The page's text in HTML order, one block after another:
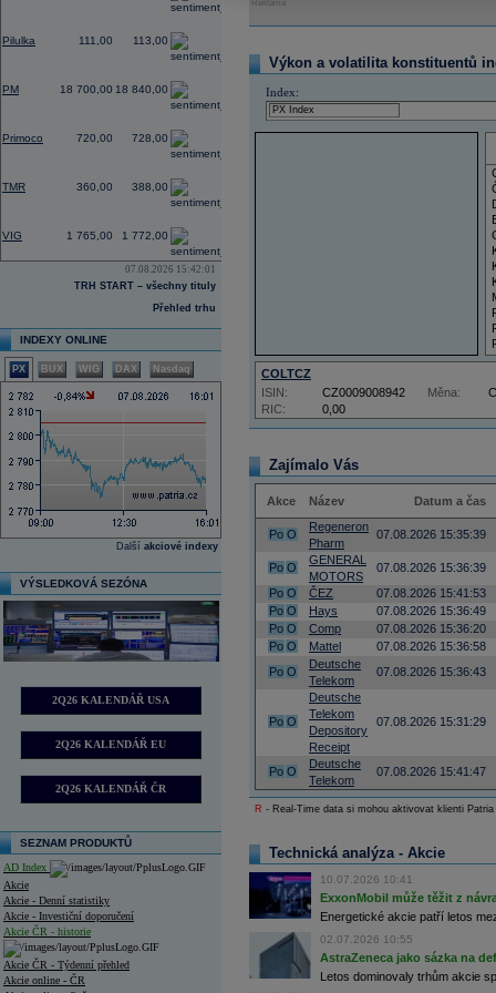
Pilulka 111,00 113,00
0,00
PM 18 700,00 18 840,00
-0,32
Primoco 720,00 728,00
TMR 360,00 388,00
VIG 1 765,00 1 772,00
07.08.2026 15:42:01
TRH START – všechny tituly
Přehled trhu
INDEXY ONLINE
PX BUX WIG DAX Nasdaq
Další akciové indexy
VÝSLEDKOVÁ SEZÓNA
2Q26 KALENDÁŘ USA
2Q26 KALENDÁŘ EU
2Q26 KALENDÁŘ ČR
SEZNAM PRODUKTŮ
AD Index
Akcie
Akcie - Denní statistiky
Akcie - Investiční doporučení
Akcie ČR - historie
Akcie ČR - Týdenní přehled
Akcie online - ČR
Reklama
Výkon a volatilita konstituentů
Index:
COLTCZ
RIC: 0,00
ISIN: CZ0009008942 Měna:
Zajímalo Vás
Akce Název Datum a čas
Po O
Regeneron
Pharm
07.08.2026 15:35:39
Po O
GENERAL
MOTORS
07.08.2026 15:36:39
Po O ČEZ
07.08.2026 15:41:53
Po O Hays
07.08.2026 15:36:49
Po O Comp
07.08.2026 15:36:20
Po O Mattel
07.08.2026 15:36:58
Po O
Deutsche
Telekom
07.08.2026 15:36:43
Po O
Deutsche
Telekom
Depository
Receipt
07.08.2026 15:31:29
Po O
Deutsche
Telekom
07.08.2026 15:41:47
R - Real-Time data si mohou aktivovat klienti
Technická analýza - Akcie
10.07.2026 10:41
ExxonMobil může těžit z
Energetické akcie patří letos
02.07.2026 10:55
AstraZeneca jako sázka na
Letos dominovaly trhům akcie